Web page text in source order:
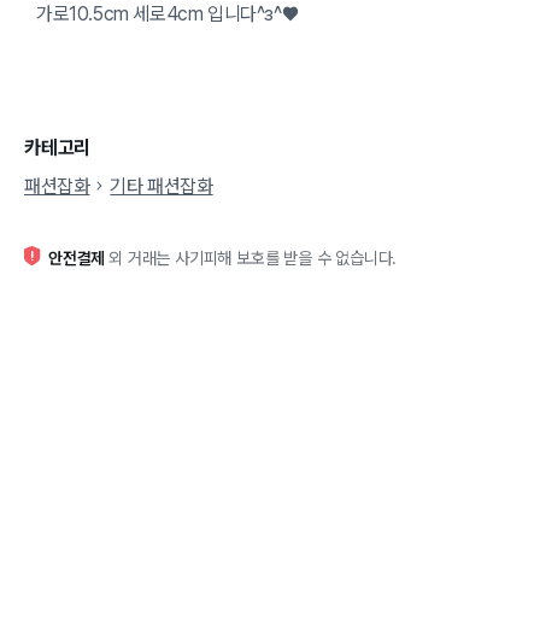
가로10.5cm 세로4cm 입니다^з^♥
카테고리
패션잡화
기타 패션잡화
안전결제 외 거래는 사기피해 보호를 받을 수 없습니다.